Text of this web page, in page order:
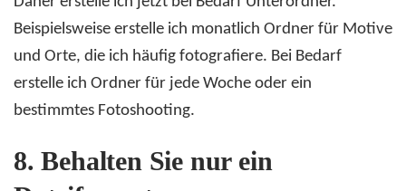
Beispielsweise erstelle ich monatlich Ordner für Motive
und Orte, die ich häufig fotografiere. Bei Bedarf
erstelle ich Ordner für jede Woche oder ein
bestimmtes Fotoshooting.
8.Behalten Sie nur ein